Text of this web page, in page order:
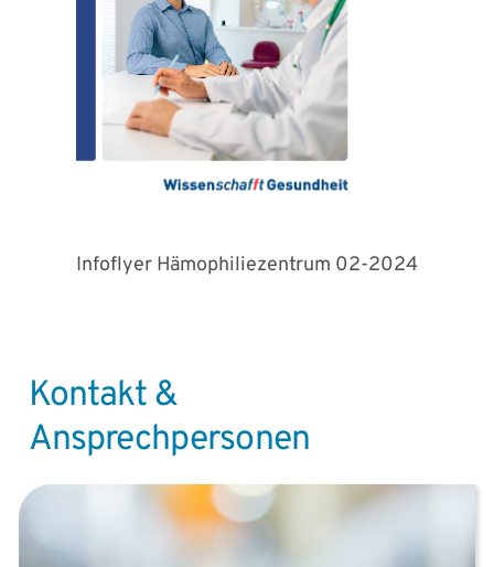
Infoflyer Hämophiliezentrum 02-2024
Kontakt &
Ansprechpersonen